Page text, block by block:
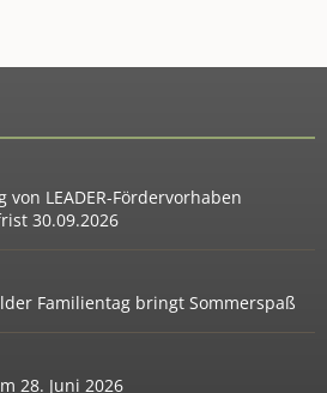
von LEADER-Fördervorhaben
30.09.2026
Familientag bringt Sommerspaß
28. Juni 2026